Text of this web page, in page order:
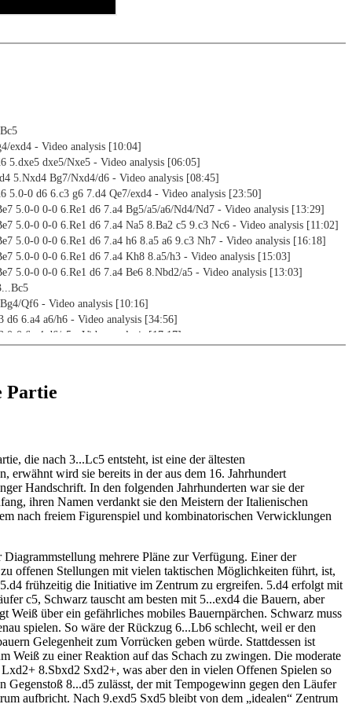
exd4 - Video analysis [10:04]
5.dxe5 dxe5/Nxe5 - Video analysis [06:05]
5.Nxd4 Bg7/Nxd4/d6 - Video analysis [08:45]
5.0-0 d6 6.c3 g6 7.d4 Qe7/exd4 - Video analysis [23:50]
5.0-0 0-0 6.Re1 d6 7.a4 Bg5/a5/a6/Nd4/Nd7 - Video analysis [13:29]
5.0-0 0-0 6.Re1 d6 7.a4 Na5 8.Ba2 c5 9.c3 Nc6 - Video analysis [11:02]
5.0-0 0-0 6.Re1 d6 7.a4 h6 8.a5 a6 9.c3 Nh7 - Video analysis [16:18]
5.0-0 0-0 6.Re1 d6 7.a4 Kh8 8.a5/h3 - Video analysis [15:03]
5.0-0 0-0 6.Re1 d6 7.a4 Be6 8.Nbd2/a5 - Video analysis [13:03]
Qf6 - Video analysis [10:16]
d6 6.a4 a6/h6 - Video analysis [34:56]
0-0 6.a4 d6/a5 - Video analysis [17:17]
0-0 6.Bb3 h6 7.c3 d5 - Video analysis [08:33]
0 6.h3 d6 7.c3 a6 8.Bb3 Ba7 9.Re1 h6 10.Nbd2 Nh5 - Video analysis
0-0 6.h3 d6 7.c3 a6 8.Bb3 Ba7 9.Re1 Ne7 10.Nbd2 Ng6 and 9...h6
analysis [17:57]
0-0 6.h3 d6 7.c3 a6 8.Bb3 Ba7 9.Re1 Kh8 10.Nbd2/d4 - Video analysis
0 6.h3 d6 7.c3 a6 8.Bb3 Ba7 9.Re1 h6 10.Nbd2 Be6 and 9...Be6 10.Bc2
[23:00]
0-0 6.h3 d6 7.c3 a6 8.Bb3 h6 9.Re1 Re8/Nh5 - Video analysis [17:32]
Partie
die nach 3...Lc5 entsteht, ist eine der ältesten
erwähnt wird sie bereits in der aus dem 16. Jahrhundert
Handschrift. In den folgenden Jahrhunderten war sie der
ihren Namen verdankt sie den Meistern der Italienischen
nach freiem Figurenspiel und kombinatorischen Verwicklungen
Diagrammstellung mehrere Pläne zur Verfügung. Einer der
zu offenen Stellungen mit vielen taktischen Möglichkeiten führt, ist,
frühzeitig die Initiative im Zentrum zu ergreifen. 5.d4 erfolgt mit
c5, Schwarz tauscht am besten mit 5...exd4 die Bauern, aber
Weiß über ein gefährliches mobiles Bauernpärchen. Schwarz muss
spielen. So wäre der Rückzug 6...Lb6 schlecht, weil er den
Gelegenheit zum Vorrücken geben würde. Stattdessen ist
Weiß zu einer Reaktion auf das Schach zu zwingen. Die moderate
8.Sbxd2 Sxd2+, was aber den in vielen Offenen Spielen so
Gegenstoß 8...d5 zulässt, der mit Tempogewinn gegen den Läufer
aufbricht. Nach 9.exd5 Sxd5 bleibt von dem „idealen“ Zentrum